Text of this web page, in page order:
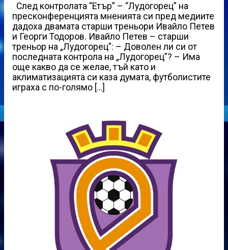
След контролата “Етър” – “Лудогорец” на
пресконференцията мненията си пред медиите
дадоха двамата старши треньори Ивайло Петев
и Георги Тодоров. Ивайло Петев – старши
треньор на „Лудогорец”: – Доволен ли си от
последната контрола на „Лудогорец”? – Има
още какво да се желае, тъй като и
аклиматизацията си каза думата, футболистите
играха с по-голямо […]